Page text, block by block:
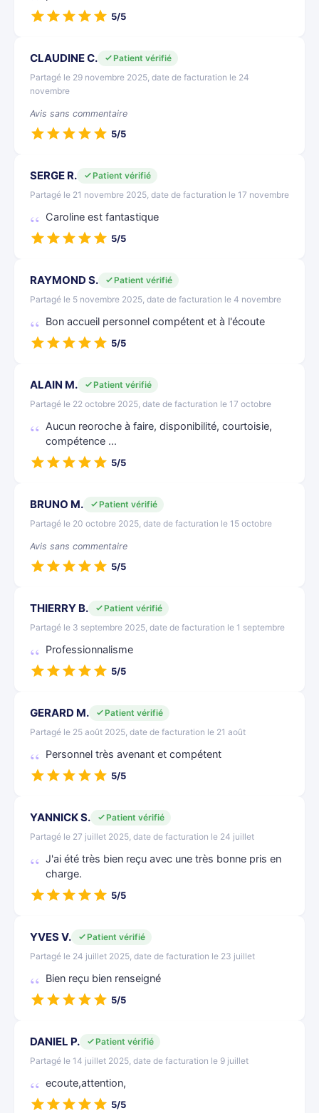
5/5
CLAUDINE C.
Patient vérifié
Partagé le 29 novembre 2025, date de facturation le 24
novembre
Avis sans commentaire
5/5
SERGE R.
Patient vérifié
Partagé le 21 novembre 2025, date de facturation le 17 novembre
Caroline est fantastique
5/5
RAYMOND S.
Patient vérifié
Partagé le 5 novembre 2025, date de facturation le 4 novembre
Bon accueil personnel compétent et à l'écoute
5/5
ALAIN M.
Patient vérifié
Partagé le 22 octobre 2025, date de facturation le 17 octobre
Aucun reoroche à faire, disponibilité, courtoisie,
compétence ...
5/5
BRUNO M.
Patient vérifié
Partagé le 20 octobre 2025, date de facturation le 15 octobre
Avis sans commentaire
5/5
THIERRY B.
Patient vérifié
Partagé le 3 septembre 2025, date de facturation le 1 septembre
Professionnalisme
5/5
GERARD M.
Patient vérifié
Partagé le 25 août 2025, date de facturation le 21 août
Personnel très avenant et compétent
5/5
YANNICK S.
Patient vérifié
Partagé le 27 juillet 2025, date de facturation le 24 juillet
J'ai été très bien reçu avec une très bonne pris en
charge.
5/5
YVES V.
Patient vérifié
Partagé le 24 juillet 2025, date de facturation le 23 juillet
Bien reçu bien renseigné
5/5
DANIEL P.
Patient vérifié
Partagé le 14 juillet 2025, date de facturation le 9 juillet
ecoute,attention,
5/5